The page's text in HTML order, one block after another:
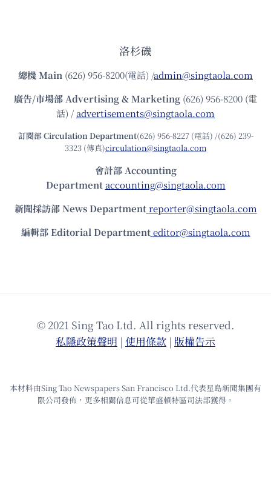
洛杉磯
總機Main (626) 956-8200(電話) /admin@singtaola.com
廣告/市場部Advertising & Marketing (626) 956-8200 (電
話) /advertisements@singtaola.com
訂閱部 Circulation Department(626) 956-8227 (電話) /(626) 239-
3323 (傳真)circulation@singtaola.com
會計部 Accounting
Department accounting@singtaola.com
新聞採訪部 News Department reporter@singtaola.com
編輯部 Editorial Department editor@singtaola.com
© 2021 Sing Tao Ltd. All rights reserved.
私隱政策聲明 | 使⽤條款 | 版權告⽰
本材料由Sing Tao Newspapers San Francisco Ltd.代表星島新聞集團有
限公司發佈，更多相關信息可從華盛頓特區司法部獲得。